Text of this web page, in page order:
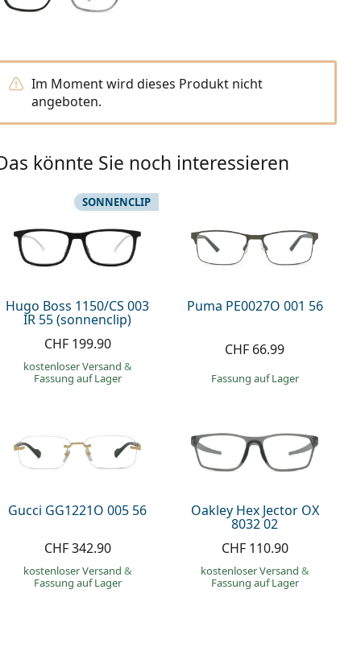
Im Moment wird dieses Produkt nicht
angeboten.
könnte Sie noch interessieren
Hugo Boss 1150/CS 003
IR 55 (sonnenclip)
SONNENCLIP
CHF 199.90
kostenloser Versand &
Fassung auf Lager
Puma PE0027O 001 56
CHF 66.99
Fassung auf Lager
Gucci GG1221O 005 56
CHF 342.90
kostenloser Versand &
Fassung auf Lager
Oakley Hex Jector OX
8032 02
CHF 110.90
kostenloser Versand &
Fassung auf Lager